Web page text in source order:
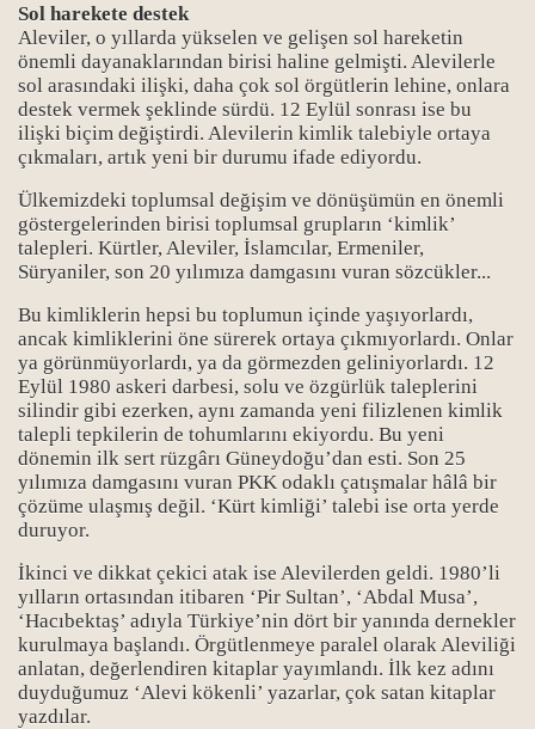
Sol harekete destek
Aleviler, o yıllarda yükselen ve gelişen sol hareketin
önemli dayanaklarından birisi haline gelmişti. Alevilerle
sol arasındaki ilişki, daha çok sol örgütlerin lehine, onlara
destek vermek şeklinde sürdü. 12 Eylül sonrası ise bu
ilişki biçim değiştirdi. Alevilerin kimlik talebiyle ortaya
çıkmaları, artık yeni bir durumu ifade ediyordu.
Ülkemizdeki toplumsal değişim ve dönüşümün en önemli
göstergelerinden birisi toplumsal grupların ‘kimlik’
talepleri. Kürtler, Aleviler, İslamcılar, Ermeniler,
Süryaniler, son 20 yılımıza damgasını vuran sözcükler...
Bu kimliklerin hepsi bu toplumun içinde yaşıyorlardı,
ancak kimliklerini öne sürerek ortaya çıkmıyorlardı. Onlar
ya görünmüyorlardı, ya da görmezden geliniyorlardı. 12
Eylül 1980 askeri darbesi, solu ve özgürlük taleplerini
silindir gibi ezerken, aynı zamanda yeni filizlenen kimlik
talepli tepkilerin de tohumlarını ekiyordu. Bu yeni
dönemin ilk sert rüzgârı Güneydoğu’dan esti. Son 25
yılımıza damgasını vuran PKK odaklı çatışmalar hâlâ bir
çözüme ulaşmış değil. ‘Kürt kimliği’ talebi ise orta yerde
duruyor.
İkinci ve dikkat çekici atak ise Alevilerden geldi. 1980’li
yılların ortasından itibaren ‘Pir Sultan’, ‘Abdal Musa’,
‘Hacıbektaş’ adıyla Türkiye’nin dört bir yanında dernekler
kurulmaya başlandı. Örgütlenmeye paralel olarak Aleviliği
anlatan, değerlendiren kitaplar yayımlandı. İlk kez adını
duyduğumuz ‘Alevi kökenli’ yazarlar, çok satan kitaplar
yazdılar.
7